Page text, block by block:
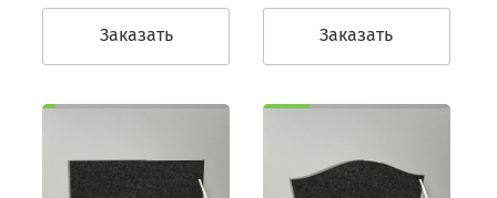
Заказать Заказать